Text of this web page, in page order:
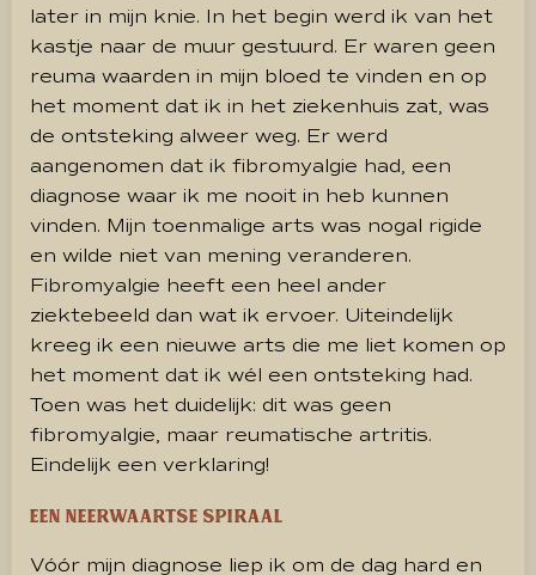
later in mijn knie. In het begin werd ik van het
kastje naar de muur gestuurd. Er waren geen
reuma waarden in mijn bloed te vinden en op
het moment dat ik in het ziekenhuis zat, was
de ontsteking alweer weg. Er werd
aangenomen dat ik fibromyalgie had, een
diagnose waar ik me nooit in heb kunnen
vinden. Mijn toenmalige arts was nogal rigide
en wilde niet van mening veranderen.
Fibromyalgie heeft een heel ander
ziektebeeld dan wat ik ervoer. Uiteindelijk
kreeg ik een nieuwe arts die me liet komen op
het moment dat ik wél een ontsteking had.
Toen was het duidelijk: dit was geen
fibromyalgie, maar reumatische artritis.
Eindelijk een verklaring!
Een neerwaartse spiraal
Vóór mijn diagnose liep ik om de dag hard en